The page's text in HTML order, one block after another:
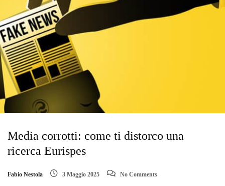
Media corrotti: come ti distorco una
ricerca Eurispes
Fabio Nestola 3 Maggio 2025 No Comments